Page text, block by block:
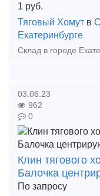
1 руб.
Тяговый Хомут в
Екатеринбурге
03.06.23
962
0
Клин тягового
Балочка
По запросу